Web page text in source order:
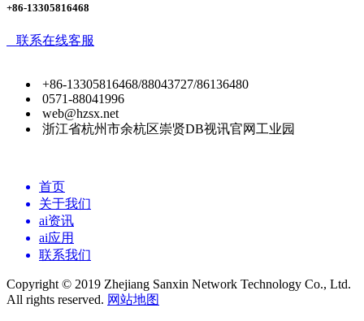
+86-13305816468
联系在线客服
+86-13305816468/88043727/86136480
0571-88041996
web@hzsx.net
浙江省杭州市余杭区崇贤DB视讯官网工业园
首页
关于我们
ai资讯
ai应用
联系我们
Copyright © 2019 Zhejiang Sanxin Network Technology Co., Ltd.
All rights reserved. 网站地图